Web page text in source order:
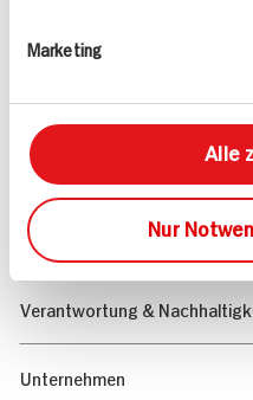
Marketing
Alle
Nur
Sortiment
Marktfinder
Unser Magazin
Verantwortung &
Unternehmen